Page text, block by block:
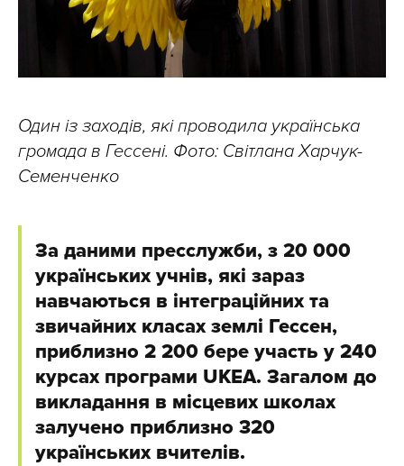
Один із заходів, які проводила українська
громада в Гессені. Фото: Світлана Харчук-
Семенченко
За даними пресслужби, з 20 000
українських учнів, які зараз
навчаються в інтеграційних та
звичайних класах землі Гессен,
приблизно 2 200 бере участь у 240
курсах програми UKEA. Загалом до
викладання в місцевих школах
залучено приблизно 320
українських вчителів.